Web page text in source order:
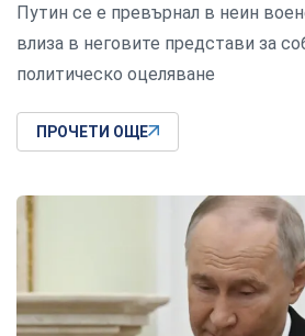
Путин се е превърнал в неин
влиза в неговите представи за
политическо оцеляване
ПРОЧЕТИ ОЩЕ